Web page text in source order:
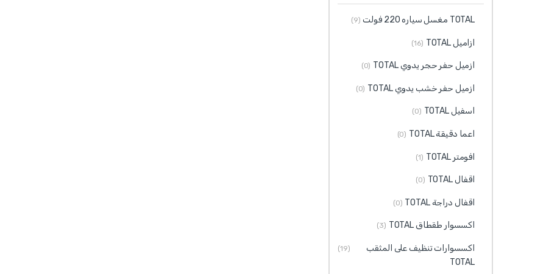
TOTAL مغسل سياره 220 فولت (9)
ازاميل TOTAL (16)
ازميل حفر حجر يدوي TOTAL (0)
ازميل حفر خشب يدوي TOTAL (0)
اسفيل TOTAL (0)
اعما دقيقة TOTAL (0)
افومتر TOTAL (1)
اقفال TOTAL (0)
اقفال دراجة TOTAL (0)
اكسسوار طقطاق TOTAL (3)
اكسسوارات تنظيف على المثقب
TOTAL
(19)